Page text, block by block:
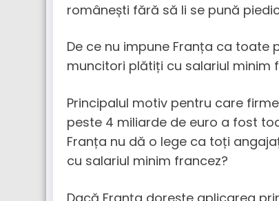
românești fără să li se pună
De ce nu impune Franța ca toate
muncitori plătiți cu salariul minim
Principalul motiv pentru care
peste 4 miliarde de euro a fost
Franța nu dă o lege ca toți
cu salariul minim francez?